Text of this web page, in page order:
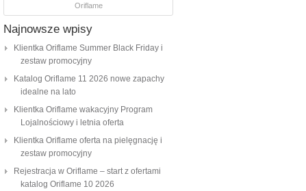
Oriflame
Najnowsze wpisy
Klientka Oriflame Summer Black Friday i
zestaw promocyjny
Katalog Oriflame 11 2026 nowe zapachy
idealne na lato
Klientka Oriflame wakacyjny Program
Lojalnościowy i letnia oferta
Klientka Oriflame oferta na pielęgnację i
zestaw promocyjny
Rejestracja w Oriflame – start z ofertami
katalog Oriflame 10 2026